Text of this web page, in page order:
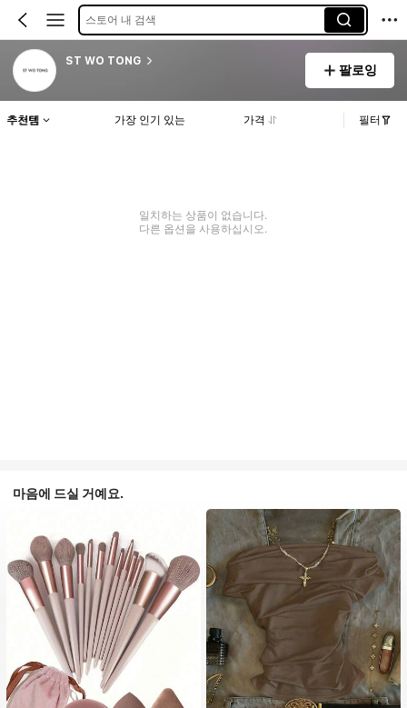
스토어 내 검색
ST WO TONG
팔로잉
추천템 가장 인기 있는 가격 필터
일치하는 상품이 없습니다.
다른 옵션을 사용하십시오.
마음에 드실 거예요.